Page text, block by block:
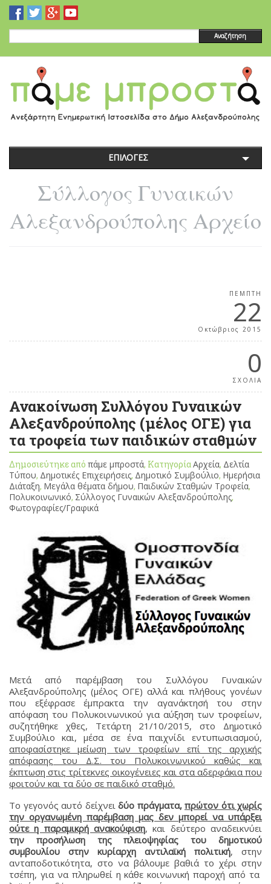
Αναζήτηση
ΕΠΙΛΟΓΕΣ
Σύλλογος Γυναικών
Αλεξανδρούπολης Αρχείο
ΠΈΜΠΤΗ
22
Οκτώβριος 2015
0
ΣΧΟΛΙΑ
Ανακοίνωση Συλλόγου Γυναικών
Αλεξανδρούπολης (μέλος ΟΓΕ) για
τα τροφεία των παιδικών σταθμών
Δημοσιεύτηκε από πάμε μπροστά, ΚατηγορίαΑρχεία, Δελτία
Τύπου, Δημοτικές Επιχειρήσεις, Δημοτικό Συμβούλιο, Ημερήσια
Διάταξη, Μεγάλα θέματα δήμου, Παιδικών Σταθμών Τροφεία,
Πολυκοινωνικό, Σύλλογος Γυναικών Αλεξανδρούπολης,
Φωτογραφίες/Γραφικά
Μετά από παρέμβαση του Συλλόγου Γυναικών
Αλεξανδρούπολης (μέλος ΟΓΕ) αλλά και πλήθους γονέων
που εξέφρασε έμπρακτα την αγανάκτησή του στην
απόφαση του Πολυκοινωνικού για αύξηση των τροφείων,
συζητήθηκε χθες, Τετάρτη 21/10/2015, στο Δημοτικό
Συμβούλιο και, μέσα σε ένα παιχνίδι εντυπωσιασμού,
αποφασίστηκε μείωση των τροφείων επί της αρχικής
απόφασης του Δ.Σ. του Πολυκοινωνικού καθώς και
έκπτωση στις τρίτεκνες οικογένειες και στα αδερφάκια που
φοιτούν και τα δύο σε παιδικό σταθμό.
Το γεγονός αυτό δείχνει δύο πράγματα, πρώτον ότι χωρίς
την οργανωμένη παρέμβαση μας δεν μπορεί να υπάρξει
ούτε η παραμικρή ανακούφιση, και δεύτερο αναδεικνύει
την προσήλωση της πλειοψηφίας του δημοτικού
συμβουλίου στην κυρίαρχη αντιλαϊκή πολιτική, στην
ανταποδοτικότητα, στο να βάλουμε βαθιά το χέρι στην
τσέπη, για να πληρωθεί η κάθε κοινωνική παροχή από τα